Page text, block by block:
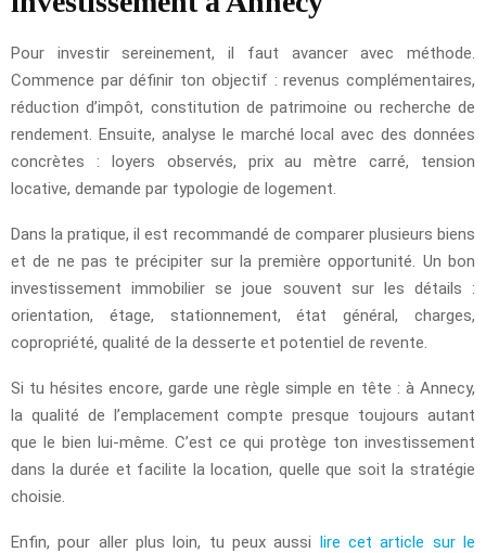
Pour investir sereinement, il faut avancer avec méthode.
Commence par définir ton objectif : revenus complémentaires,
réduction d’impôt, constitution de patrimoine ou recherche de
rendement. Ensuite, analyse le marché local avec des données
concrètes : loyers observés, prix au mètre carré, tension
locative, demande par typologie de logement.
Dans la pratique, il est recommandé de comparer plusieurs biens
et de ne pas te précipiter sur la première opportunité. Un bon
investissement immobilier se joue souvent sur les détails :
orientation, étage, stationnement, état général, charges,
copropriété, qualité de la desserte et potentiel de revente.
Si tu hésites encore, garde une règle simple en tête : à Annecy,
la qualité de l’emplacement compte presque toujours autant
que le bien lui-même. C’est ce qui protège ton investissement
dans la durée et facilite la location, quelle que soit la stratégie
choisie.
Enfin, pour aller plus loin, tu peux aussi lire cet article sur le